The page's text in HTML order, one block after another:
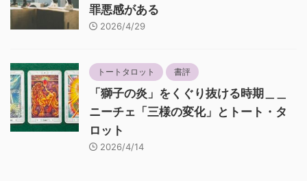
罪悪感がある
2026/4/29
トートタロット 書評
「獅子の炎」をくぐり抜ける時期＿＿
ニーチェ「三様の変化」とトート・タ
ロット
2026/4/14